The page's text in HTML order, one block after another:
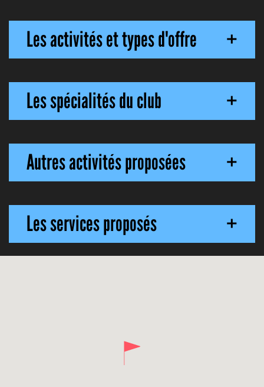
Les activités et types d'offre +
Les spécialités du club +
Autres activités proposées +
Les services proposés +